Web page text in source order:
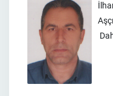
Aşçı